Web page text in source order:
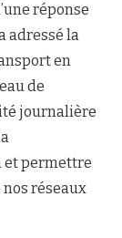
réponse
adressé la
en
de
journalière
et permettre
réseaux